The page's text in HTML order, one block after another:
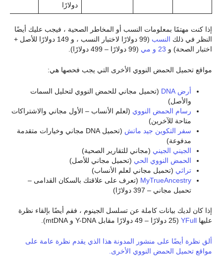
دولارًا
إذا كنت مهتمًا بمعلومات النسب أو المخاطر الصحية ، فيجب عليك أيضًا
النظر في ذلك النسب
(99 دولارًا لاختبار النسب ، و 149 دولارًا للأصل +
اختبار الصحة) و
(99 دولارًا – 499 دولارًا).
مواقع تحميل الحمض النووي الأخرى التي يجب فحصها هي:
أرض DNA
(تحميل مجاني للحمض النووي لتحليل السمات
والأصل)
رسام الحمض النووي (لعلم الأنساب – الأول مجاني والاشتراكات
متاحة للآخرين)
سفر التكوين جيد ماتش
(تحميل DNA مجاني وخيارات متقدمة
مدفوعة)
الجيني الجيني (مجاني للتقارير الصحية)
الحمض النووي الحي (تحميل مجاني للأصل)
تراثي (تحميل مجاني لعلم الأنساب)
MyTrueAncestry (تعرف على علاقتك بالسكان القدامى –
تحميل مجاني – 397 دولارًا)
إذا كان لديك بيانات كاملة عن تسلسل الجينوم ، فقم أيضًا بإلقاء نظرة
عليها
(25 دولارًا – 49 دولارًا مقابل Y-DNA و mtDNA).
ألق نظرة أيضًا على منشور المدونة هذا الذي يقدم نظرة عامة على
مواقع تحميل الحمض النووي الأخرى.